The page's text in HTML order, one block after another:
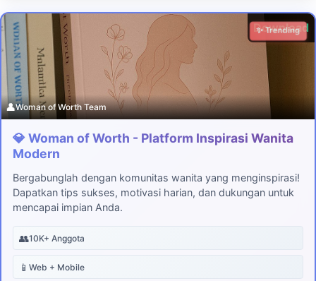
Download
✨ Trending
👤Woman of Worth Team
💎 Woman of Worth - Platform Inspirasi Wanita
Modern
Bergabunglah dengan komunitas wanita yang menginspirasi!
Dapatkan tips sukses, motivasi harian, dan dukungan untuk
mencapai impian Anda.
👥10K+ Anggota
📱 Web + Mobile